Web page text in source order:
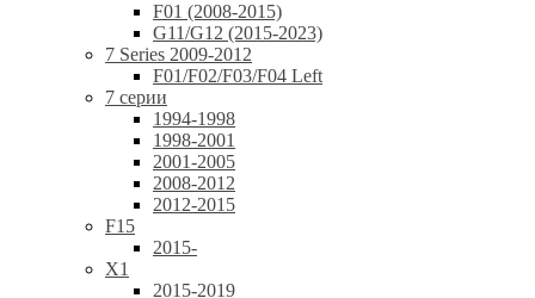
F01 (2008-2015)
G11/G12 (2015-2023)
7 Series 2009-2012
F01/F02/F03/F04 Left
7 серии
1994-1998
1998-2001
2001-2005
2008-2012
2012-2015
F15
2015-
X1
2015-2019